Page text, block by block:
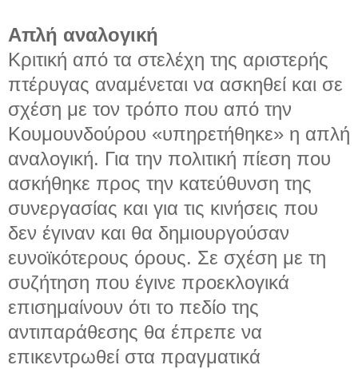
Απλή αναλογική
Κριτική από τα στελέχη της αριστερής
πτέρυγας αναμένεται να ασκηθεί και σε
σχέση με τον τρόπο που από την
Κουμουνδούρου «υπηρετήθηκε» η απλή
αναλογική. Για την πολιτική πίεση που
ασκήθηκε προς την κατεύθυνση της
συνεργασίας και για τις κινήσεις που
δεν έγιναν και θα δημιουργούσαν
ευνοϊκότερους όρους. Σε σχέση με τη
συζήτηση που έγινε προεκλογικά
επισημαίνουν ότι το πεδίο της
αντιπαράθεσης θα έπρεπε να
επικεντρωθεί στα πραγματικά